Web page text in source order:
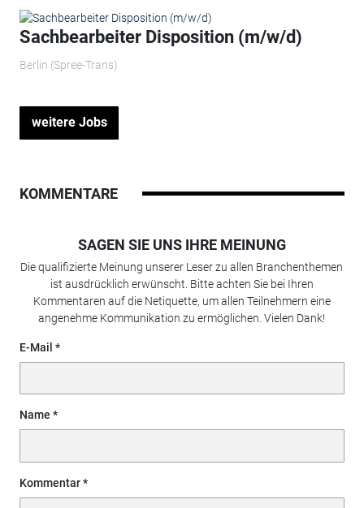
Sachbearbeiter Disposition (m/w/d)
Berlin (Spree-Trans)
weitere Jobs
KOMMENTARE
SAGEN SIE UNS IHRE MEINUNG
Die qualifizierte Meinung unserer Leser zu allen Branchenthemen
ist ausdrücklich erwünscht. Bitte achten Sie bei Ihren
Kommentaren auf die Netiquette, um allen Teilnehmern eine
angenehme Kommunikation zu ermöglichen. Vielen Dank!
E-Mail
Name
Kommentar